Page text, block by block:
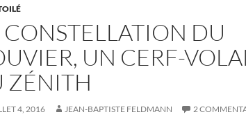
CONSTELLATION DU
UN CERF-
ZÉNITH
4, 2016 JEAN-BAPTISTE FELDMANN 2